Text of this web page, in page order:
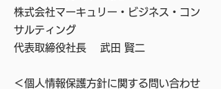
株式会社マーキュリー・ビジネス・コン
サルティング
代表取締役社長 武田 賢二
＜個人情報保護方針に関する問い合わせ